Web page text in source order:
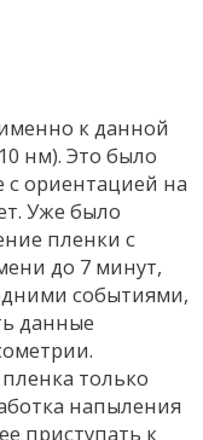
к данной
нм). Это было
ориентацией на
Уже было
пленки с
до 7 минут,
событиями,
данные
только
напыления
приступать к